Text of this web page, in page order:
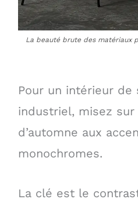
La beauté brute des matériaux
Pour un intérieur
industriel, misez
d’automne aux
monochromes.
La clé est le